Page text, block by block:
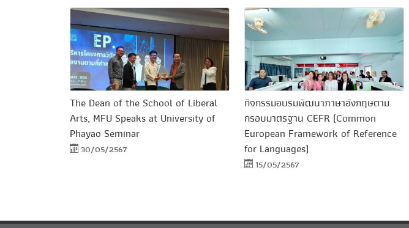
The Dean of the School of Liberal
Arts, MFU Speaks at University of
Phayao Seminar
30/05/2567
กิจกรรมอบรมพัฒนาภาษาอังกฤษตาม
กรอบมาตรฐาน CEFR (Common
European Framework of Reference
for Languages)
15/05/2567